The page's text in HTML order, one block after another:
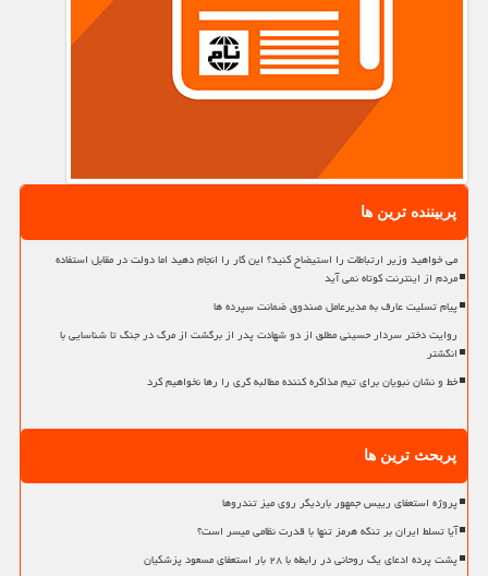
پربیننده ترین ها
می خواهید وزیر ارتباطات را استیضاح کنید؟ این کار را انجام دهید اما دولت در مقابل استفاده
مردم از اینترنت کوتاه نمی آید
پیام تسلیت عارف به مدیرعامل صندوق ضمانت سپرده ها
روایت دختر سردار حسینی مطلق از دو شهادت پدر از برگشت از مرگ در جنگ تا شناسایی با
انگشتر
خط و نشان نبویان برای تیم مذاکره کننده مطالبه گری را رها نخواهیم کرد
پربحث ترین ها
پروژه استعفای رییس جمهور باردیگر روی میز تندروها
آیا تسلط ایران بر تنگه هرمز تنها با قدرت نظامی میسر است؟
پشت پرده ادعای یک روحانی در رابطه با ۲۸ بار استعفای مسعود پزشکیان